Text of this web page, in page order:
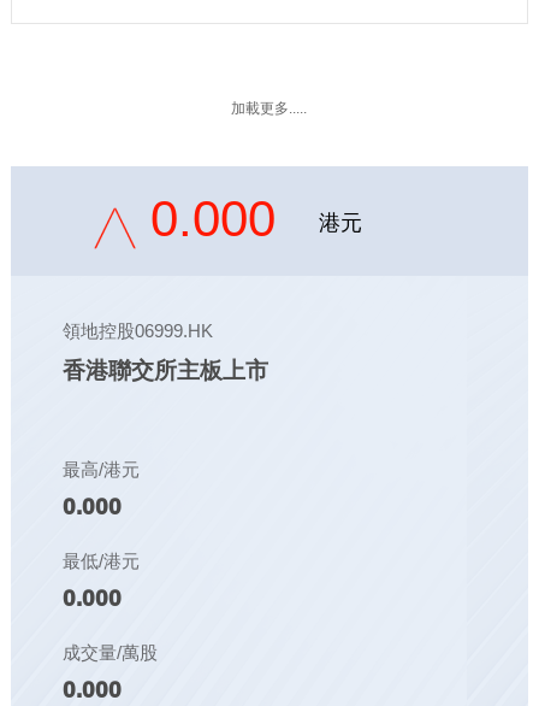
加載更多.....
0.000 港元
領地控股06999.HK
香港聯交所主板上市
最高/港元
0.000
最低/港元
0.000
成交量/萬股
0.000